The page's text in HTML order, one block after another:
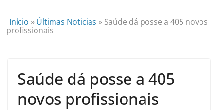
Início » Últimas Noticias » Saúde dá posse a 405 novos
profissionais
Saúde dá posse a 405
novos profissionais